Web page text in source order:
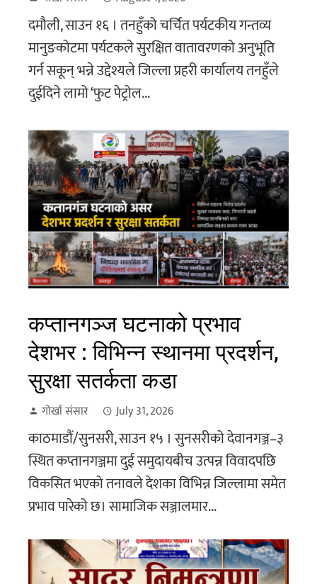
दमौली, साउन १६ । तनहुँको चर्चित पर्यटकीय गन्तव्य
मानुङकोटमा पर्यटकले सुरक्षित वातावरणको अनुभूति
गर्न सकून् भन्ने उद्देश्यले जिल्ला प्रहरी कार्यालय तनहुँले
दुईदिने लामो ‘फुट पेट्रोल...
कप्तानगञ्ज घटनाको प्रभाव
देशभर : विभिन्न स्थानमा प्रदर्शन,
सुरक्षा सतर्कता कडा
गोर्खा संसार July 31, 2026
काठमाडौं/सुनसरी, साउन १५ । सुनसरीको देवानगञ्ज–३
स्थित कप्तानगञ्जमा दुई समुदायबीच उत्पन्न विवादपछि
विकसित भएको तनावले देशका विभिन्न जिल्लामा समेत
प्रभाव पारेको छ। सामाजिक सञ्जालमार...